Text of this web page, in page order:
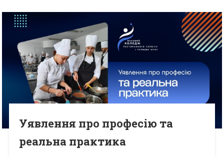
Уявлення про професію та
реальна практика